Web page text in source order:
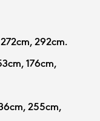
292cm.
176cm,
255cm,